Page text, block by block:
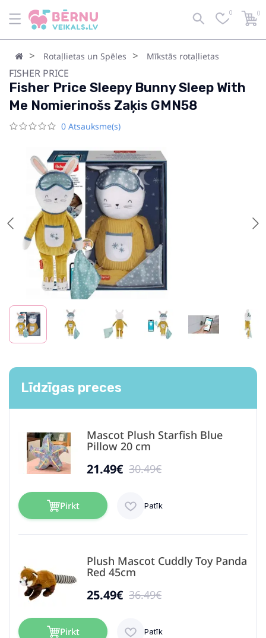
0 0
Rotaļlietas un Spēles Mīkstās rotaļlietas
FISHER PRICE
Fisher Price Sleepy Bunny Sleep With
Me Nomierinošs Zaķis GMN58
0 Atsauksme(s)
Līdzīgas preces
Mascot Plush Starfish Blue
Pillow 20 cm
21.49€ 30.49€
Pirkt Patīk
Plush Mascot Cuddly Toy Panda
Red 45cm
25.49€ 36.49€
Pirkt Patīk